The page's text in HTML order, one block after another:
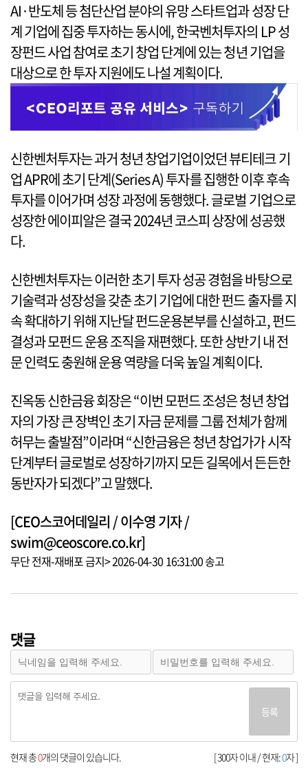
AI·반도체 등 첨단산업 분야의 유망 스타트업과 성장 단
계 기업에 집중 투자하는 동시에, 한국벤처투자의 LP 성
장펀드 사업 참여로 초기 창업 단계에 있는 청년 기업을
대상으로 한 투자 지원에도 나설 계획이다.
신한벤처투자는 과거 청년 창업기업이었던 뷰티테크 기
업 APR에 초기 단계(Series A) 투자를 집행한 이후 후속
투자를 이어가며 성장 과정에 동행했다. 글로벌 기업으로
성장한 에이피알은 결국 2024년 코스피 상장에 성공했
다.
신한벤처투자는 이러한 초기 투자 성공 경험을 바탕으로
기술력과 성장성을 갖춘 초기 기업에 대한 펀드 출자를 지
속 확대하기 위해 지난달 펀드운용본부를 신설하고, 펀드
결성과 모펀드 운용 조직을 재편했다. 또한 상반기 내 전
문 인력도 충원해 운용 역량을 더욱 높일 계획이다.
진옥동 신한금융 회장은 “이번 모펀드 조성은 청년 창업
자의 가장 큰 장벽인 초기 자금 문제를 그룹 전체가 함께
허무는 출발점”이라며 “신한금융은 청년 창업가가 시작
단계부터 글로벌로 성장하기까지 모든 길목에서 든든한
동반자가 되겠다”고 말했다.
[CEO스코어데일리 / 이수영 기자 /
swim@ceoscore.co.kr]
무단 전재-재배포 금지> 2026-04-30 16:31:00 송고
댓글
등록
[ 300자 이내 / 현재:0자 ]
현재 총0개의 댓글이 있습니다.